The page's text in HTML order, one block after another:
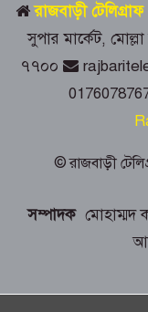
রাজবাড়ী টেলিগ্রাফ
সুপার মার্কেট,
৭৭০০
© রাজবাড়ী
সম্পাদক মোহাম্মদ